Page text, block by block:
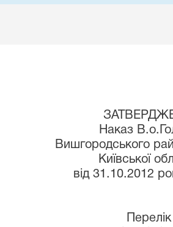
Наказ
Вишгородського
Київської
від 31.10.2012
Перелік